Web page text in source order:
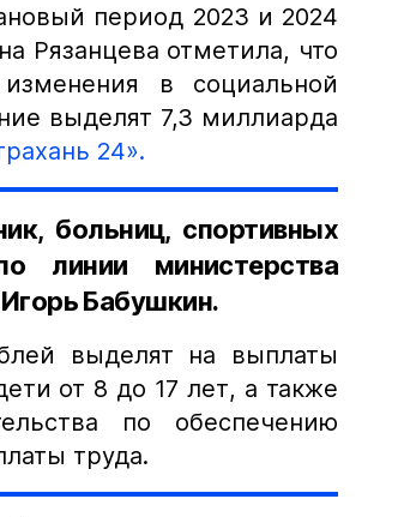
период 2023 и 2024
Рязанцева отметила, что
в социальной
выделят 7,3 миллиарда
24».
больниц, спортивных
линии министерства
Бабушкин.
выделят на выплаты
от 8 до 17 лет, а также
по обеспечению
труда.